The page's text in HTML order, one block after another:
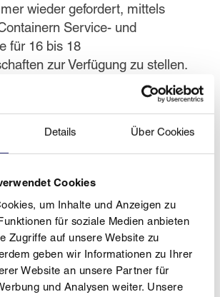
Details Über Cookies
Cookies
um Inhalte und Anzeigen zu
für soziale Medien anbieten
Zugriffe auf unsere Website zu
geben wir Informationen zu Ihrer
Website an unsere Partner für
und Analysen weiter. Unsere
wieder gefordert, mittels
Service- und
für 16 bis 18
zur Verfügung zu stellen.
des Springerdorfes gehören
an. „Das Springerdorf bietet den
Sportlern ausreichend
Sanitäranlagen
durch einen adaptierten
Pressezentrum
Achleitner auf die wichtigsten